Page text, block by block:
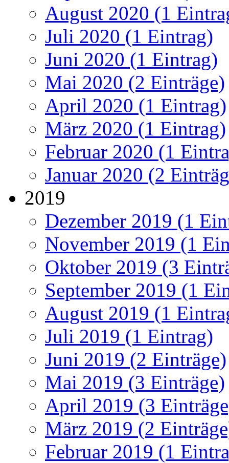
August 2020 (1
Juli 2020 (1 Eintrag)
Juni 2020 (1 Eintrag)
Mai 2020 (2 Einträge)
April 2020 (1 Eintrag)
März 2020 (1 Eintrag)
Februar 2020 (1
Januar 2020 (2
2019
Dezember 2019 (1
November 2019 (1
Oktober 2019 (3
September 2019 (1
August 2019 (1
Juli 2019 (1 Eintrag)
Juni 2019 (2 Einträge)
Mai 2019 (3 Einträge)
April 2019 (3
März 2019 (2
Februar 2019 (1